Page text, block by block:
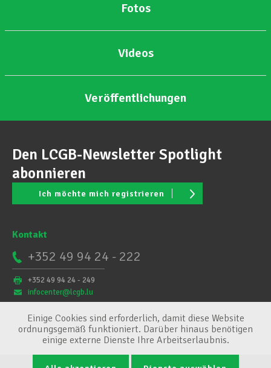
Fotos
Videos
Veröffentlichungen
Den LCGB-Newsletter Spotlight
abonnieren
Ich möchte mich registrieren
Kontakt
+352 49 94 24 - 222
+352 49 94 24 - 249
infocenter@lcgb.lu
Einige Cookies sind erforderlich, damit diese Website
ordnungsgemäß funktioniert. Darüber hinaus benötigen
einige externe Dienste Ihre Arbeitserlaubnis.